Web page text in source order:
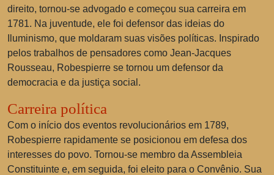
direito, tornou-se advogado e começou sua carreira em
1781. Na juventude, ele foi defensor das ideias do
Iluminismo, que moldaram suas visões políticas. Inspirado
pelos trabalhos de pensadores como Jean-Jacques
Rousseau, Robespierre se tornou um defensor da
democracia e da justiça social.
Carreira política
Com o início dos eventos revolucionários em 1789,
Robespierre rapidamente se posicionou em defesa dos
interesses do povo. Tornou-se membro da Assembleia
Constituinte e, em seguida, foi eleito para o Convênio. Sua